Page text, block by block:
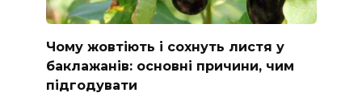
Чому жовтіють і сохнуть листя у
баклажанів: основні причини, чим
підгодувати